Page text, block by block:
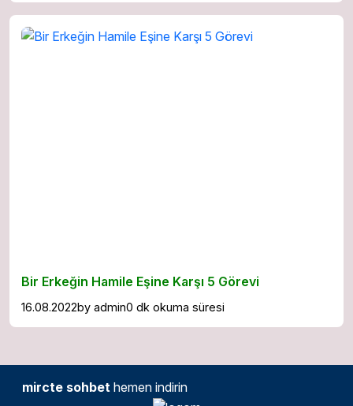
Bir Erkeğin Hamile Eşine Karşı 5 Görevi
16.08.2022by admin0 dk okuma süresi
mircte sohbet hemen indirin